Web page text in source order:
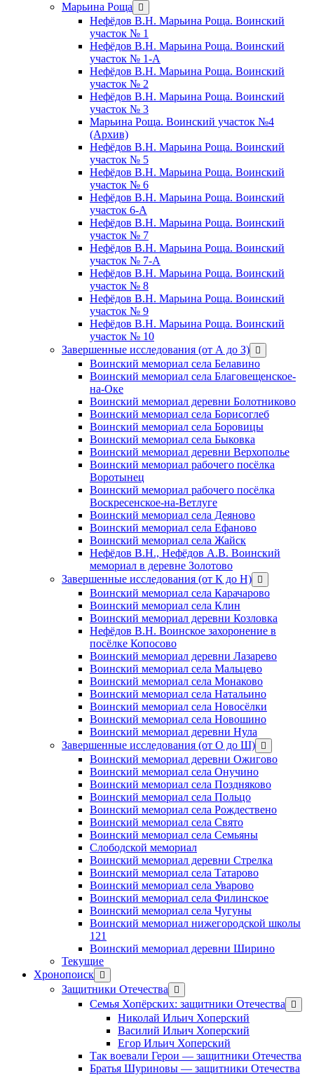
Марьина Роща
открыть
меню
Нефёдов В.Н. Марьина Роща. Воинский
участок № 1
Нефёдов В.Н. Марьина Роща. Воинский
участок № 1-А
Нефёдов В.Н. Марьина Роща. Воинский
участок № 2
Нефёдов В.Н. Марьина Роща. Воинский
участок № 3
Марьина Роща. Воинский участок №4
(Архив)
Нефёдов В.Н. Марьина Роща. Воинский
участок № 5
Нефёдов В.Н. Марьина Роща. Воинский
участок № 6
Нефёдов В.Н. Марьина Роща. Воинский
участок 6-А
Нефёдов В.Н. Марьина Роща. Воинский
участок № 7
Нефёдов В.Н. Марьина Роща. Воинский
участок № 7-А
Нефёдов В.Н. Марьина Роща. Воинский
участок № 8
Нефёдов В.Н. Марьина Роща. Воинский
участок № 9
Нефёдов В.Н. Марьина Роща. Воинский
участок № 10
Завершенные исследования (от А до З) открыть
меню
Воинский мемориал села Белавино
Воинский мемориал села Благовещенское-
на-Оке
Воинский мемориал деревни Болотниково
Воинский мемориал села Борисоглеб
Воинский мемориал села Боровицы
Воинский мемориал села Быковка
Воинский мемориал деревни Верхополье
Воинский мемориал рабочего посёлка
Воротынец
Воинский мемориал рабочего посёлка
Воскресенское-на-Ветлуге
Воинский мемориал села Деяново
Воинский мемориал села Ефаново
Воинский мемориал села Жайск
Нефёдов В.Н., Нефёдов А.В. Воинский
мемориал в деревне Золотово
Завершенные исследования (от К до Н) открыть
меню
Воинский мемориал села Карачарово
Воинский мемориал села Клин
Воинский мемориал деревни Козловка
Нефёдов В.Н. Воинское захоронение в
посёлке Копосово
Воинский мемориал деревни Лазарево
Воинский мемориал села Мальцево
Воинский мемориал села Монаково
Воинский мемориал села Натальино
Воинский мемориал села Новосёлки
Воинский мемориал села Новошино
Воинский мемориал деревни Нула
Завершенные исследования (от О до Ш) открыть
меню
Воинский мемориал деревни Ожигово
Воинский мемориал села Онучино
Воинский мемориал села Поздняково
Воинский мемориал села Польцо
Воинский мемориал села Рождествено
Воинский мемориал села Свято
Воинский мемориал села Семьяны
Слободской мемориал
Воинский мемориал деревни Стрелка
Воинский мемориал села Татарово
Воинский мемориал села Уварово
Воинский мемориал села Филинское
Воинский мемориал села Чугуны
Воинский мемориал нижегородской школы
121
Воинский мемориал деревни Ширино
Текущие
Хронопоиск открыть
меню
Защитники Отечества
открыть
меню
Семья Хопёрских: защитники Отечества
меню
Николай Ильич Хоперский
Василий Ильич Хоперский
Егор Ильич Хоперский
Так воевали Герои — защитники Отечества
Братья Шуриновы — защитники Отечества